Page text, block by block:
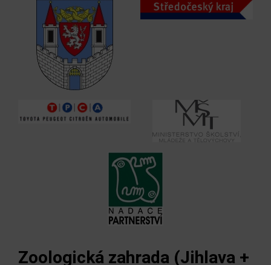
Zoologická zahrada (Jihlava +